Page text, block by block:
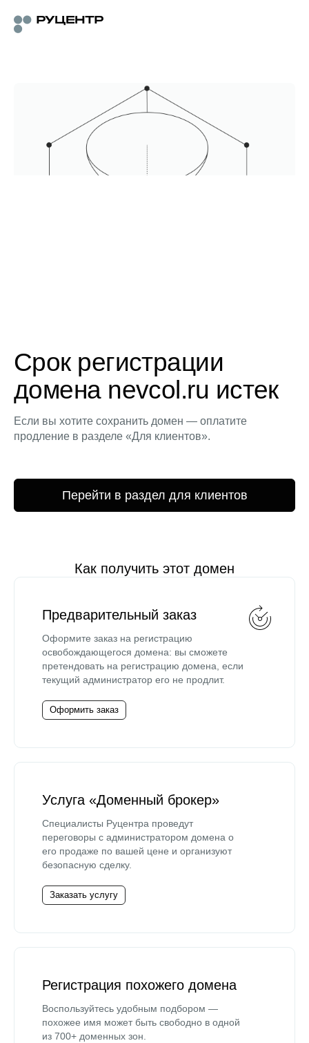
Срок регистрации
домена nevcol.ru истек
Если вы хотите сохранить домен — оплатите
продление в разделе «Для клиентов».
Перейти в раздел для клиентов
Как получить этот домен
Предварительный заказ
Оформите заказ на регистрацию
освобождающегося домена: вы сможете
претендовать на регистрацию домена, если
текущий администратор его не продлит.
Оформить заказ
Услуга «Доменный брокер»
Специалисты Руцентра проведут
переговоры с администратором домена о
его продаже по вашей цене и организуют
безопасную сделку.
Заказать услугу
Регистрация похожего домена
Воспользуйтесь удобным подбором —
похожее имя может быть свободно в одной
из 700+ доменных зон.